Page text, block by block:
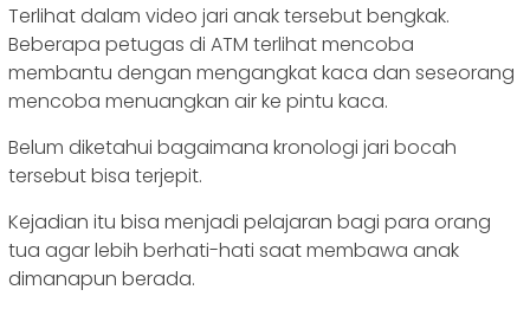
Terlihat dalam video jari anak tersebut bengkak.
Beberapa petugas di ATM terlihat mencoba
membantu dengan mengangkat kaca dan seseorang
mencoba menuangkan air ke pintu kaca.
Belum diketahui bagaimana kronologi jari bocah
tersebut bisa terjepit.
Kejadian itu bisa menjadi pelajaran bagi para orang
tua agar lebih berhati-hati saat membawa anak
dimanapun berada.